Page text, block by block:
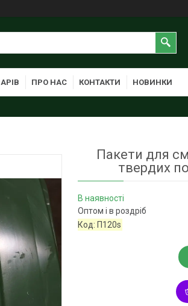
ПРО НАС КОНТАКТИ НОВИНКИ
Пакети для
твердих
В наявності
Оптом і в роздріб
Код: П120s